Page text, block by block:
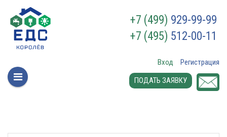
+7 (499) 929-99-99
+7 (495) 512-00-11
Вход
Регистрация
ПОДАТЬ ЗАЯВКУ